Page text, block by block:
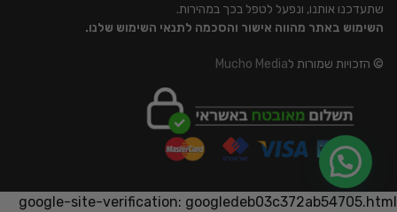
שתעדכנו אותנו, ונפעל לטפל בכך במהירות.
השימוש באתר מהווה אישור והסכמה לתנאי השימוש שלנו.
© הזכויות שמורות לMucho Media
google-site-verification: googledeb03c372ab54705.html